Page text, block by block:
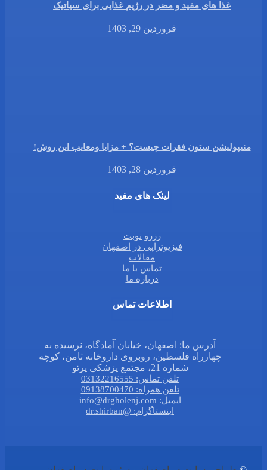
غذا های مفید و مضر در رژیم غذایی برای سیاتیک
فروردین 29, 1403
منیپولیشن ستون فقرات چیست؟ + مزایا ومعایب این روش!
فروردین 28, 1403
لینک های مفید
رزرو نوبت
فیزیوتراپی در اصفهان
مقالات
تماس با ما
درباره ما
اطلاعات تماس
آدرس ما: اصفهان، خیابان آمادگاه، نرسیده به
چهارراه فلسطین، روبروی داروخانه ثامن، کوچه
شماره 21، مجتمع پزشکی پرتو
تلفن تماس: 03132216555
تلفن همراه: 09138700470
ایمیل: info@drgholenj.com
اینستاگرام: @dr.shirban